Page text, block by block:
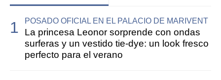
POSADO OFICIAL EN EL PALACIO DE MARIVENT
La princesa Leonor sorprende con ondas
surferas y un vestido tie-dye: un look fresco
perfecto para el verano